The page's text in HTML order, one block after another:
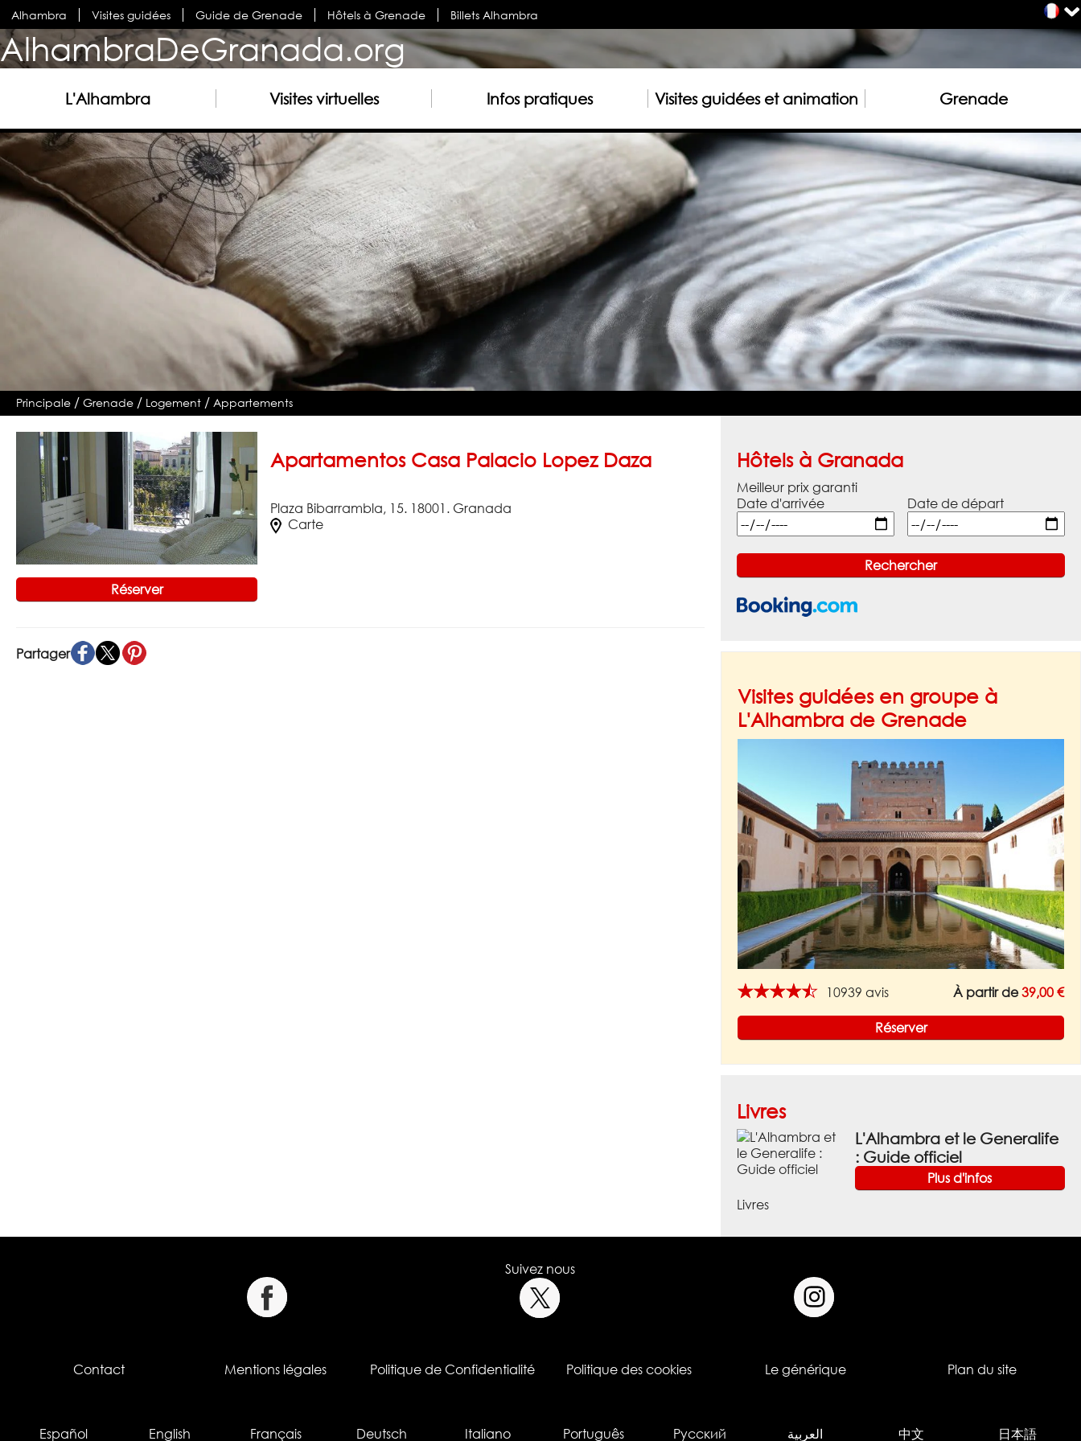
Alhambra Visites guidées Guide de Grenade Hôtels à Grenade Billets Alhambra
AlhambraDeGranada.org
L'Alhambra Visites virtuelles Infos pratiques Visites guidées et animation Grenade
Principale /Grenade / Logement /Appartements
Apartamentos Casa Palacio Lopez Daza
Plaza Bibarrambla, 15. 18001. Granada
Carte
Réserver
Partager
Hôtels à Granada
Meilleur prix garanti
Date d'arrivée
Date de départ
Visites guidées en groupe à
L'Alhambra de Grenade
★★★★★ 10939 avis À partir de39,00 €
Réserver
Livres
L'Alhambra et le Generalife
: Guide officiel
Plus d'infos
Livres
Suivez nous
Contact Mentions légales Politique de Confidentialité Politique des cookies Le générique Plan du site
Español English Français Deutsch Italiano Português Русский العربية 中文 日本語